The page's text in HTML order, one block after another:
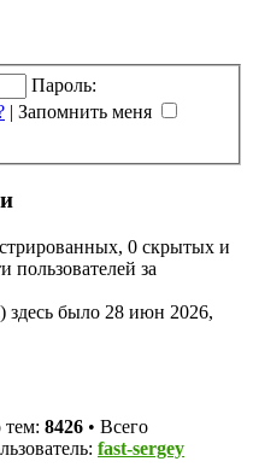
Пароль:
| Запомнить меня
0 скрытых и
пользователей за
) здесь было 28 июн 2026,
тем: 8426 • Всего
fast-sergey